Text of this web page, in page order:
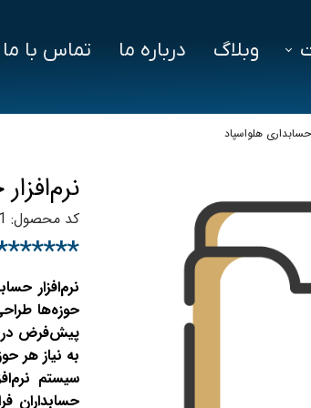
ویژن
وبلاگ درباره ما تماس با ما
حسابداری هلواسپاد
کد محصول: 102011
نرم‌افزار
حوزه‌ها
پیش‌فرض در
به نیاز هر
سیستم